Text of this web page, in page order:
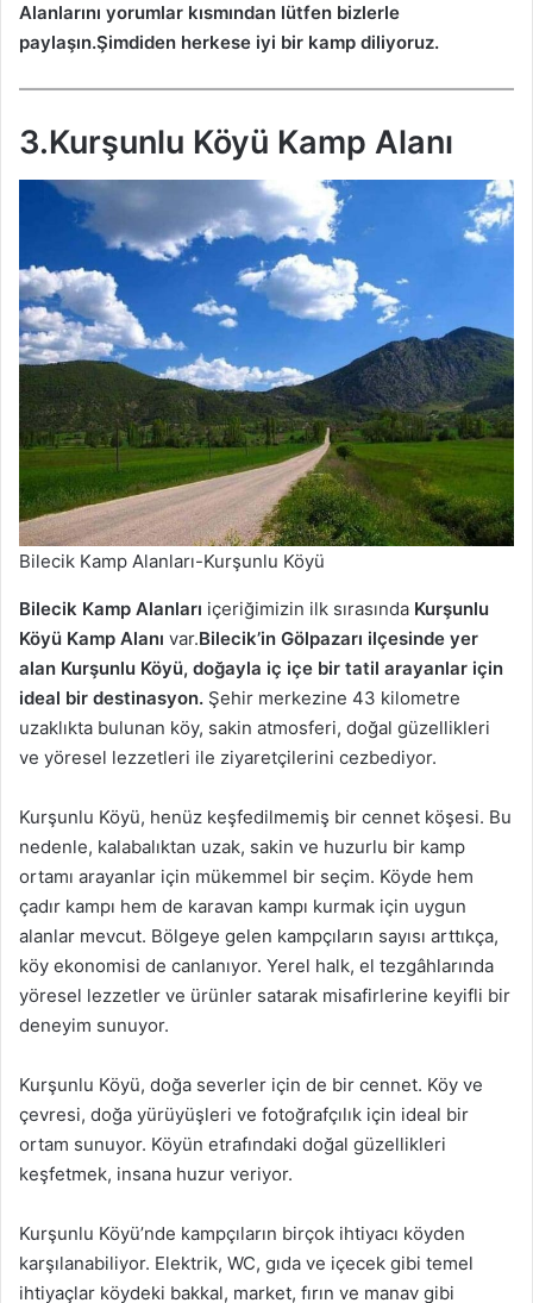
Alanlarını yorumlar kısmından lütfen bizlerle
paylaşın.Şimdiden herkese iyi bir kamp diliyoruz.
3.Kurşunlu Köyü Kamp Alanı
Bilecik Kamp Alanları-Kurşunlu Köyü
Bilecik Kamp Alanları içeriğimizin ilk sırasında Kurşunlu
Köyü Kamp Alanı var.Bilecik’in Gölpazarı ilçesinde yer
alan Kurşunlu Köyü, doğayla iç içe bir tatil arayanlar için
ideal bir destinasyon. Şehir merkezine 43 kilometre
uzaklıkta bulunan köy, sakin atmosferi, doğal güzellikleri
ve yöresel lezzetleri ile ziyaretçilerini cezbediyor.
Kurşunlu Köyü, henüz keşfedilmemiş bir cennet köşesi. Bu
nedenle, kalabalıktan uzak, sakin ve huzurlu bir kamp
ortamı arayanlar için mükemmel bir seçim. Köyde hem
çadır kampı hem de karavan kampı kurmak için uygun
alanlar mevcut. Bölgeye gelen kampçıların sayısı arttıkça,
köy ekonomisi de canlanıyor. Yerel halk, el tezgâhlarında
yöresel lezzetler ve ürünler satarak misafirlerine keyifli bir
deneyim sunuyor.
Kurşunlu Köyü, doğa severler için de bir cennet. Köy ve
çevresi, doğa yürüyüşleri ve fotoğrafçılık için ideal bir
ortam sunuyor. Köyün etrafındaki doğal güzellikleri
keşfetmek, insana huzur veriyor.
Kurşunlu Köyü’nde kampçıların birçok ihtiyacı köyden
karşılanabiliyor. Elektrik, WC, gıda ve içecek gibi temel
ihtiyaçlar köydeki bakkal, market, fırın ve manav gibi